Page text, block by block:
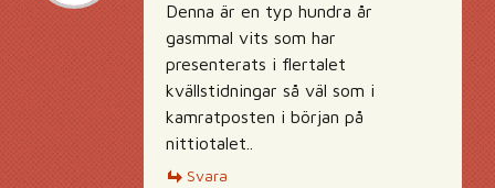
Denna är en typ hundra år
gasmmal vits som har
presenterats i flertalet
kvällstidningar så väl som i
kamratposten i början på
nittiotalet..
Svara